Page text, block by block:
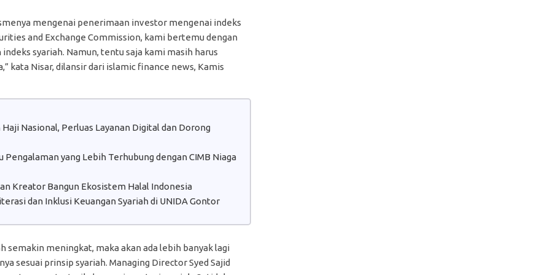
mengenai penerimaan investor mengenai indeks
and Exchange Commission, kami bertemu dengan
syariah. Namun, tentu saja kami masih harus
kata Nisar, dilansir dari islamic finance news, Kamis
Nasional, Perluas Layanan Digital dan Dorong
yang Lebih Terhubung dengan CIMB Niaga
Kreator Bangun Ekosistem Halal Indonesia
dan Inklusi Keuangan Syariah di UNIDA Gontor
semakin meningkat, maka akan ada lebih banyak lagi
sesuai prinsip syariah. Managing Director Syed Sajid